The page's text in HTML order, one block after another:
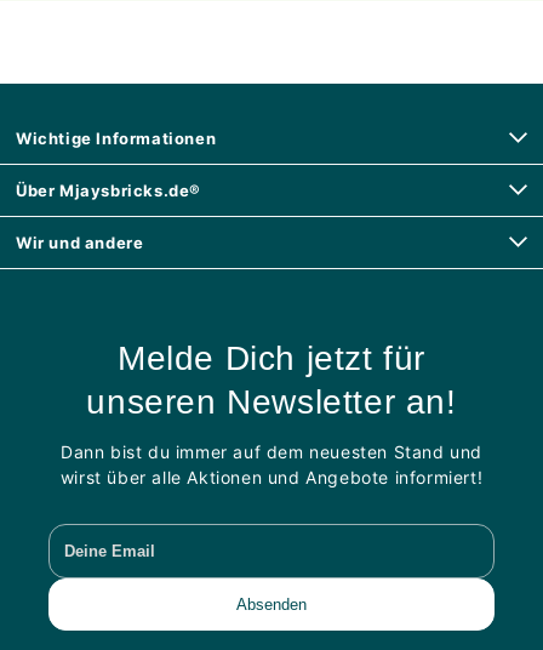
Wichtige Informationen
Über Mjaysbricks.de®
Wir und andere
Melde Dich jetzt für
unseren Newsletter an!
Dann bist du immer auf dem neuesten Stand und
wirst über alle Aktionen und Angebote informiert!